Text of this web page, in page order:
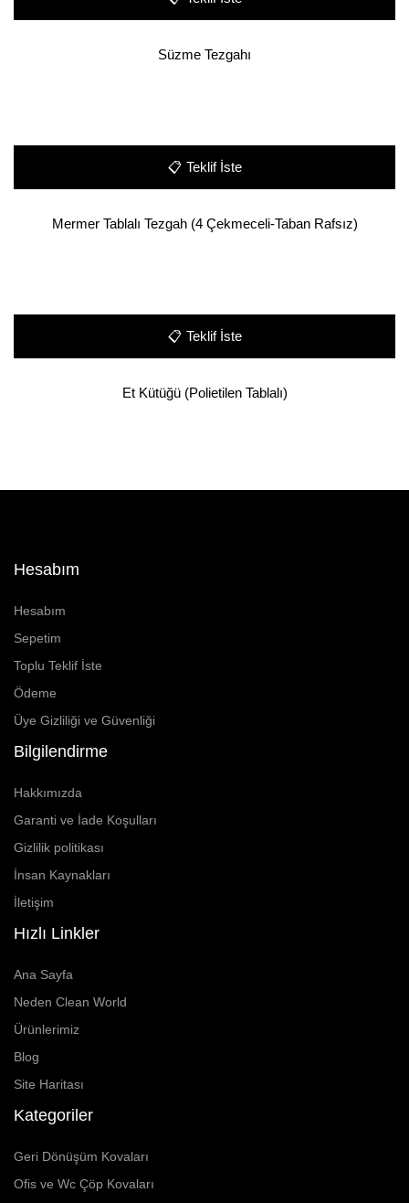
Süzme Tezgahı
📋 Teklif İste
Mermer Tablalı Tezgah (4 Çekmeceli-Taban Rafsız)
📋 Teklif İste
Et Kütüğü (Polietilen Tablalı)
Hesabım
Hesabım
Sepetim
Toplu Teklif İste
Ödeme
Üye Gizliliği ve Güvenliği
Bilgilendirme
Hakkımızda
Garanti ve İade Koşulları
Gizlilik politikası
İnsan Kaynakları
İletişim
Hızlı Linkler
Ana Sayfa
Neden Clean World
Ürünlerimiz
Blog
Site Haritası
Kategoriler
Geri Dönüşüm Kovaları
Ofis ve Wc Çöp Kovaları